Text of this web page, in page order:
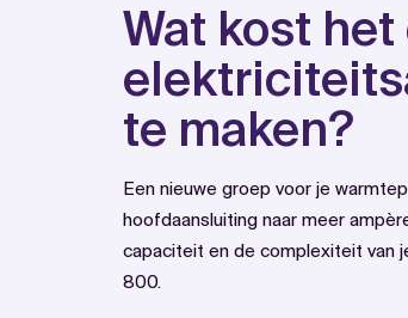
Wat kost het
te maken?
Een nieuwe groep voor je
hoofdaansluiting naar meer
capaciteit en de complexiteit van
800.